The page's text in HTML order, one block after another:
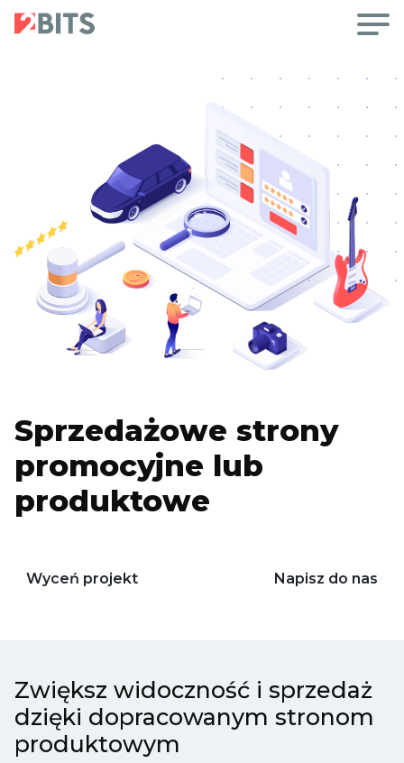
Sprzedażowe strony
promocyjne lub
produktowe
Wyceń projekt Napisz do nas
Zwiększ widoczność i sprzedaż
dzięki dopracowanym stronom
produktowym